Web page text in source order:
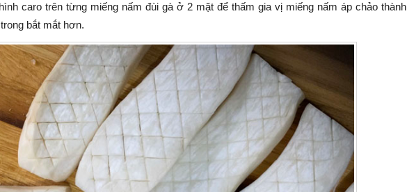
caro trên từng miếng nấm đùi gà ở 2 mặt để thấm gia vị miếng nấm áp chảo thành
bắt mắt hơn.